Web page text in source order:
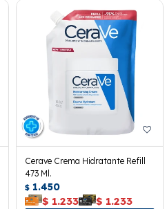
Cerave Crema Hidratante Refill
473 Ml.
$ 1.450
$ 1.233 $ 1.233